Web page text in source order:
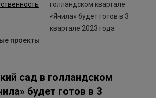
голландском квартале
«Янила» будет готов в 3
квартале 2023 года
проекты
сад в голландском
будет готов в 3